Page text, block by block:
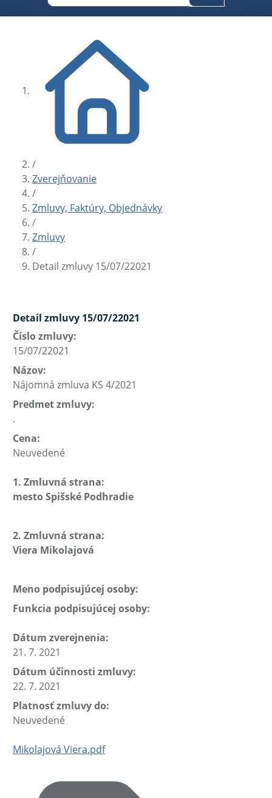
/
Zverejňovanie
/
Zmluvy, Faktúry, Objednávky
/
Zmluvy
/
Detail zmluvy 15/07/22021
Detail zmluvy 15/07/22021
Číslo zmluvy:
15/07/22021
Názov:
Nájomná zmluva KS 4/2021
Predmet zmluvy:
.
Cena:
Neuvedené
1. Zmluvná strana:
mesto Spišské Podhradie
2. Zmluvná strana:
Viera Mikolajová
Meno podpisujúcej osoby:
Funkcia podpisujúcej osoby:
Dátum zverejnenia:
21. 7. 2021
Dátum účinnosti zmluvy:
22. 7. 2021
Platnosť zmluvy do:
Neuvedené
Mikolajová Viera.pdf